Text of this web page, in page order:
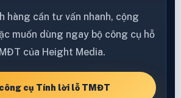
hàng cần tư vấn nhanh, cộng
muốn dùng ngay bộ công cụ hỗ
của Height Media.
công cụ Tính lời lỗ TMĐT